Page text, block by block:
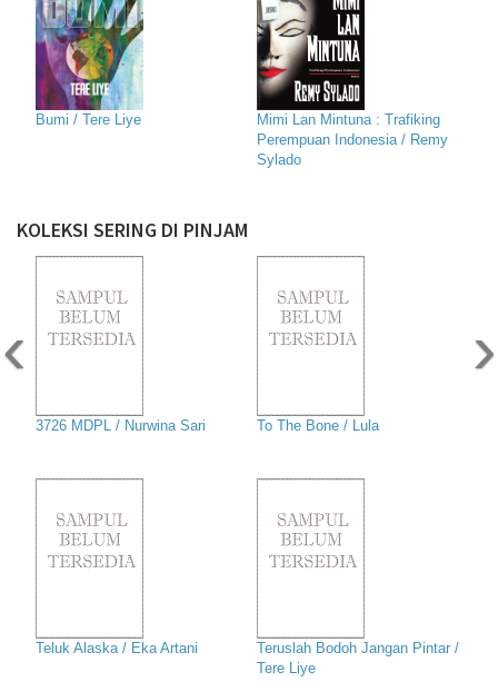
Bumi / Tere Liye
Mimi Lan Mintuna : Trafiking
Perempuan Indonesia / Remy
Sylado
KOLEKSI SERING DI PINJAM
3726 MDPL / Nurwina Sari To The Bone / Lula
Teluk Alaska / Eka Artani
Teruslah Bodoh Jangan Pintar /
Tere Liye
‹ ›